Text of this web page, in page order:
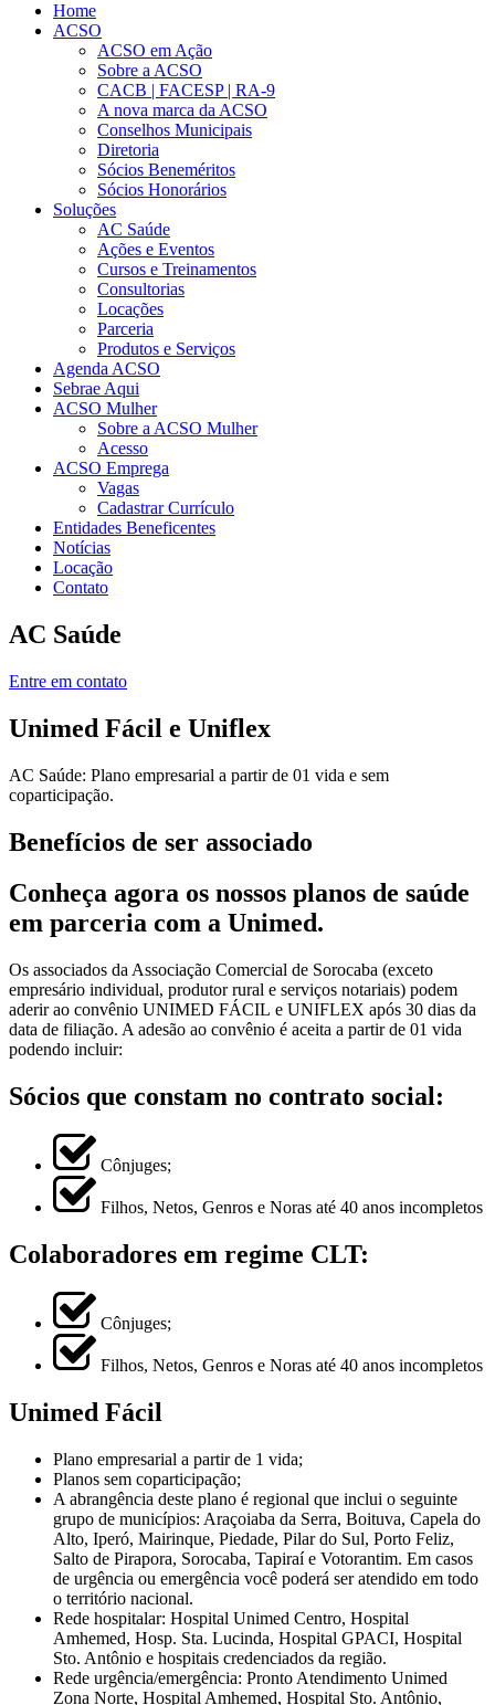
Home
ACSO
ACSO em Ação
Sobre a ACSO
CACB | FACESP | RA-9
A nova marca da ACSO
Conselhos Municipais
Diretoria
Sócios Beneméritos
Sócios Honorários
Soluções
AC Saúde
Ações e Eventos
Cursos e Treinamentos
Consultorias
Locações
Parceria
Produtos e Serviços
Agenda ACSO
Sebrae Aqui
ACSO Mulher
Sobre a ACSO Mulher
Acesso
ACSO Emprega
Vagas
Cadastrar Currículo
Entidades Beneficentes
Notícias
Locação
Contato
AC Saúde
Entre em contato
Unimed Fácil e Uniflex
AC Saúde: Plano empresarial a partir de 01 vida e sem
coparticipação.
Benefícios de ser associado
Conheça agora os nossos planos de saúde
em parceria com a Unimed.
Os associados da Associação Comercial de Sorocaba (exceto
empresário individual, produtor rural e serviços notariais) podem
aderir ao convênio UNIMED FÁCIL e UNIFLEX após 30 dias da
data de filiação. A adesão ao convênio é aceita a partir de 01 vida
podendo incluir:
Sócios que constam no contrato social:
Cônjuges;
Filhos, Netos, Genros e Noras até 40 anos incompletos
Colaboradores em regime CLT:
Cônjuges;
Filhos, Netos, Genros e Noras até 40 anos incompletos
Unimed Fácil
Plano empresarial a partir de 1 vida;
Planos sem coparticipação;
A abrangência deste plano é regional que inclui o seguinte
grupo de municípios: Araçoiaba da Serra, Boituva, Capela do
Alto, Iperó, Mairinque, Piedade, Pilar do Sul, Porto Feliz,
Salto de Pirapora, Sorocaba, Tapiraí e Votorantim. Em casos
de urgência ou emergência você poderá ser atendido em todo
o território nacional.
Rede hospitalar: Hospital Unimed Centro, Hospital
Amhemed, Hosp. Sta. Lucinda, Hospital GPACI, Hospital
Sto. Antônio e hospitais credenciados da região.
Rede urgência/emergência: Pronto Atendimento Unimed
Zona Norte, Hospital Amhemed, Hospital Sto. Antônio,